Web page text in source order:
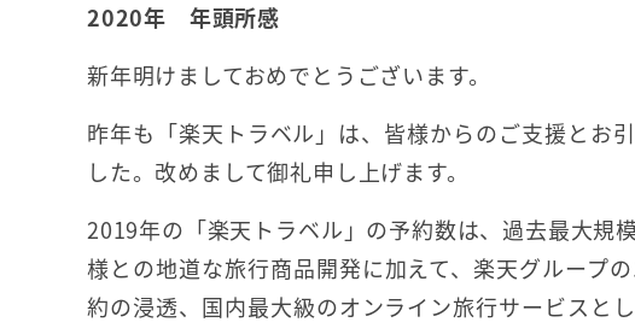
2020年 年頭所感
新年明けましておめでとうございます。
昨年も「楽天トラベル」は、皆様からのご支援とお
した。改めまして御礼申し上げます。
2019年の「楽天トラベル」の予約数は、過去最大規
様との地道な旅行商品開発に加えて、楽天グループ
約の浸透、国内最大級のオンライン旅行サービスと